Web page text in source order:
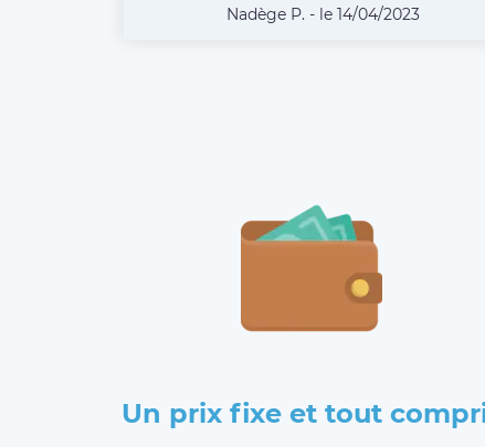
Nadège P. - le 14/04/2023
Un prix fixe et tout